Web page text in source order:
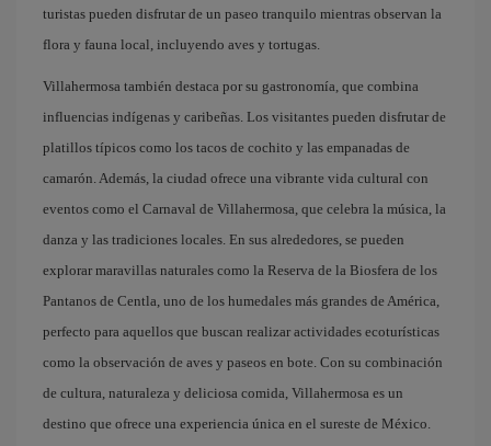
turistas pueden disfrutar de un paseo tranquilo mientras observan la
flora y fauna local, incluyendo aves y tortugas.
Villahermosa también destaca por su gastronomía, que combina
influencias indígenas y caribeñas. Los visitantes pueden disfrutar de
platillos típicos como los tacos de cochito y las empanadas de
camarón. Además, la ciudad ofrece una vibrante vida cultural con
eventos como el Carnaval de Villahermosa, que celebra la música, la
danza y las tradiciones locales. En sus alrededores, se pueden
explorar maravillas naturales como la Reserva de la Biosfera de los
Pantanos de Centla, uno de los humedales más grandes de América,
perfecto para aquellos que buscan realizar actividades ecoturísticas
como la observación de aves y paseos en bote. Con su combinación
de cultura, naturaleza y deliciosa comida, Villahermosa es un
destino que ofrece una experiencia única en el sureste de México.